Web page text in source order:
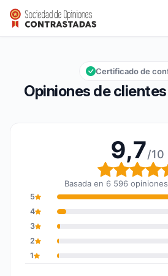
BOBIJOO
Calificación global: 9,7 de 10
9,7/10
Opiniones de clientes
Certificado de
9,7/10
Basada en 6 596
5
4
3
2
1